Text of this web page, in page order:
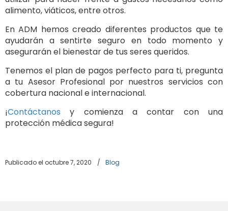
alimento, viáticos, entre otros.
En ADM hemos creado diferentes productos que te
ayudarán a sentirte seguro en todo momento y
asegurarán el bienestar de tus seres queridos.
Tenemos el plan de pagos perfecto para ti, pregunta
a tu Asesor Profesional por nuestros servicios con
cobertura nacional e internacional.
¡Contáctanos y comienza a contar con una
protección médica segura!
Publicado el octubre 7, 2020 / Blog